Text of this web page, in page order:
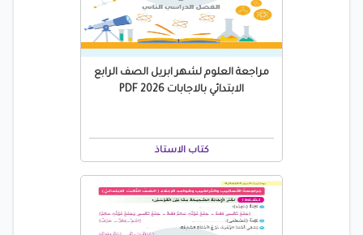
مراجعة العلوم لشهر ابريل الصف الرابع
الابتدائي بالاجابات 2026 PDF
كتاب الاستاذ